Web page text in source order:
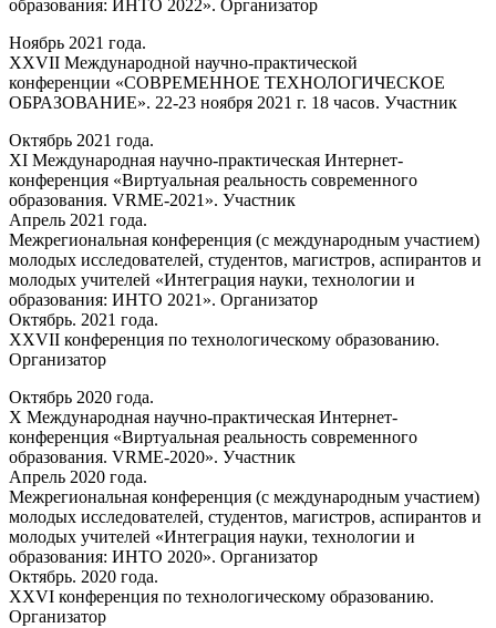
образования: ИНТО 2022». Организатор
Ноябрь 2021 года.
XXVII Международной научно-практической
конференции «СОВРЕМЕННОЕ ТЕХНОЛОГИЧЕСКОЕ
ОБРАЗОВАНИЕ». 22-23 ноября 2021 г. 18 часов. Участник
Октябрь 2021 года.
XI Международная научно-практическая Интернет-
конференция «Виртуальная реальность современного
образования. VRME-2021». Участник
Апрель 2021 года.
Межрегиональная конференция (с международным участием)
молодых исследователей, студентов, магистров, аспирантов и
молодых учителей «Интеграция науки, технологии и
образования: ИНТО 2021». Организатор
Октябрь. 2021 года.
XXVII конференция по технологическому образованию.
Организатор
Октябрь 2020 года.
X Международная научно-практическая Интернет-
конференция «Виртуальная реальность современного
образования. VRME-2020». Участник
Апрель 2020 года.
Межрегиональная конференция (с международным участием)
молодых исследователей, студентов, магистров, аспирантов и
молодых учителей «Интеграция науки, технологии и
образования: ИНТО 2020». Организатор
Октябрь. 2020 года.
XXVI конференция по технологическому образованию.
Организатор